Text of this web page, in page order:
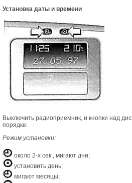
Установка даты и времени
Выключить радиоприемник, и кнопки над
порядке:
Режим установки:
около 2-х сек., мигают дни;
установить день;
мигают месяцы;